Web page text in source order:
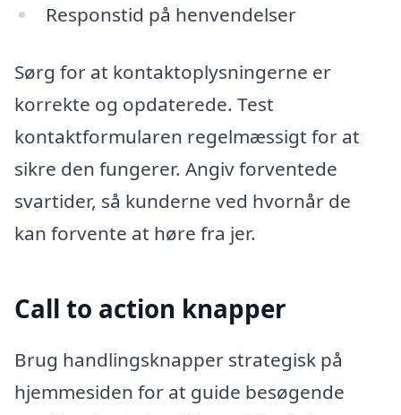
Responstid på henvendelser
Sørg for at kontaktoplysningerne er
korrekte og opdaterede. Test
kontaktformularen regelmæssigt for at
sikre den fungerer. Angiv forventede
svartider, så kunderne ved hvornår de
kan forvente at høre fra jer.
Call to action knapper
Brug handlingsknapper strategisk på
hjemmesiden for at guide besøgende